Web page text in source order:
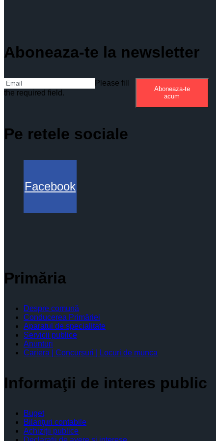
Aboneaza-te la newsletter
Please fill
the required field.
Aboneaza-te
acum
Pe retele sociale
Facebook
Primăria
Despre comună
Conducerea Primăriei
Aparatul de specialitate
Servicii publice
Anunturi
Cariera | Concursuri | Locuri de munca
Informaţii de interes public
Buget
Bilanţuri contabile
Achiziţii publice